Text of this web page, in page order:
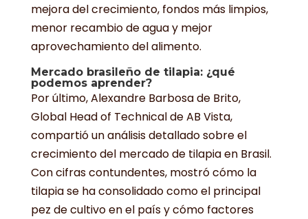
mejora del crecimiento, fondos más limpios,
menor recambio de agua y mejor
aprovechamiento del alimento.
Mercado brasileño de tilapia: ¿qué
podemos aprender?
Por último, Alexandre Barbosa de Brito,
Global Head of Technical de AB Vista,
compartió un análisis detallado sobre el
crecimiento del mercado de tilapia en Brasil.
Con cifras contundentes, mostró cómo la
tilapia se ha consolidado como el principal
pez de cultivo en el país y cómo factores